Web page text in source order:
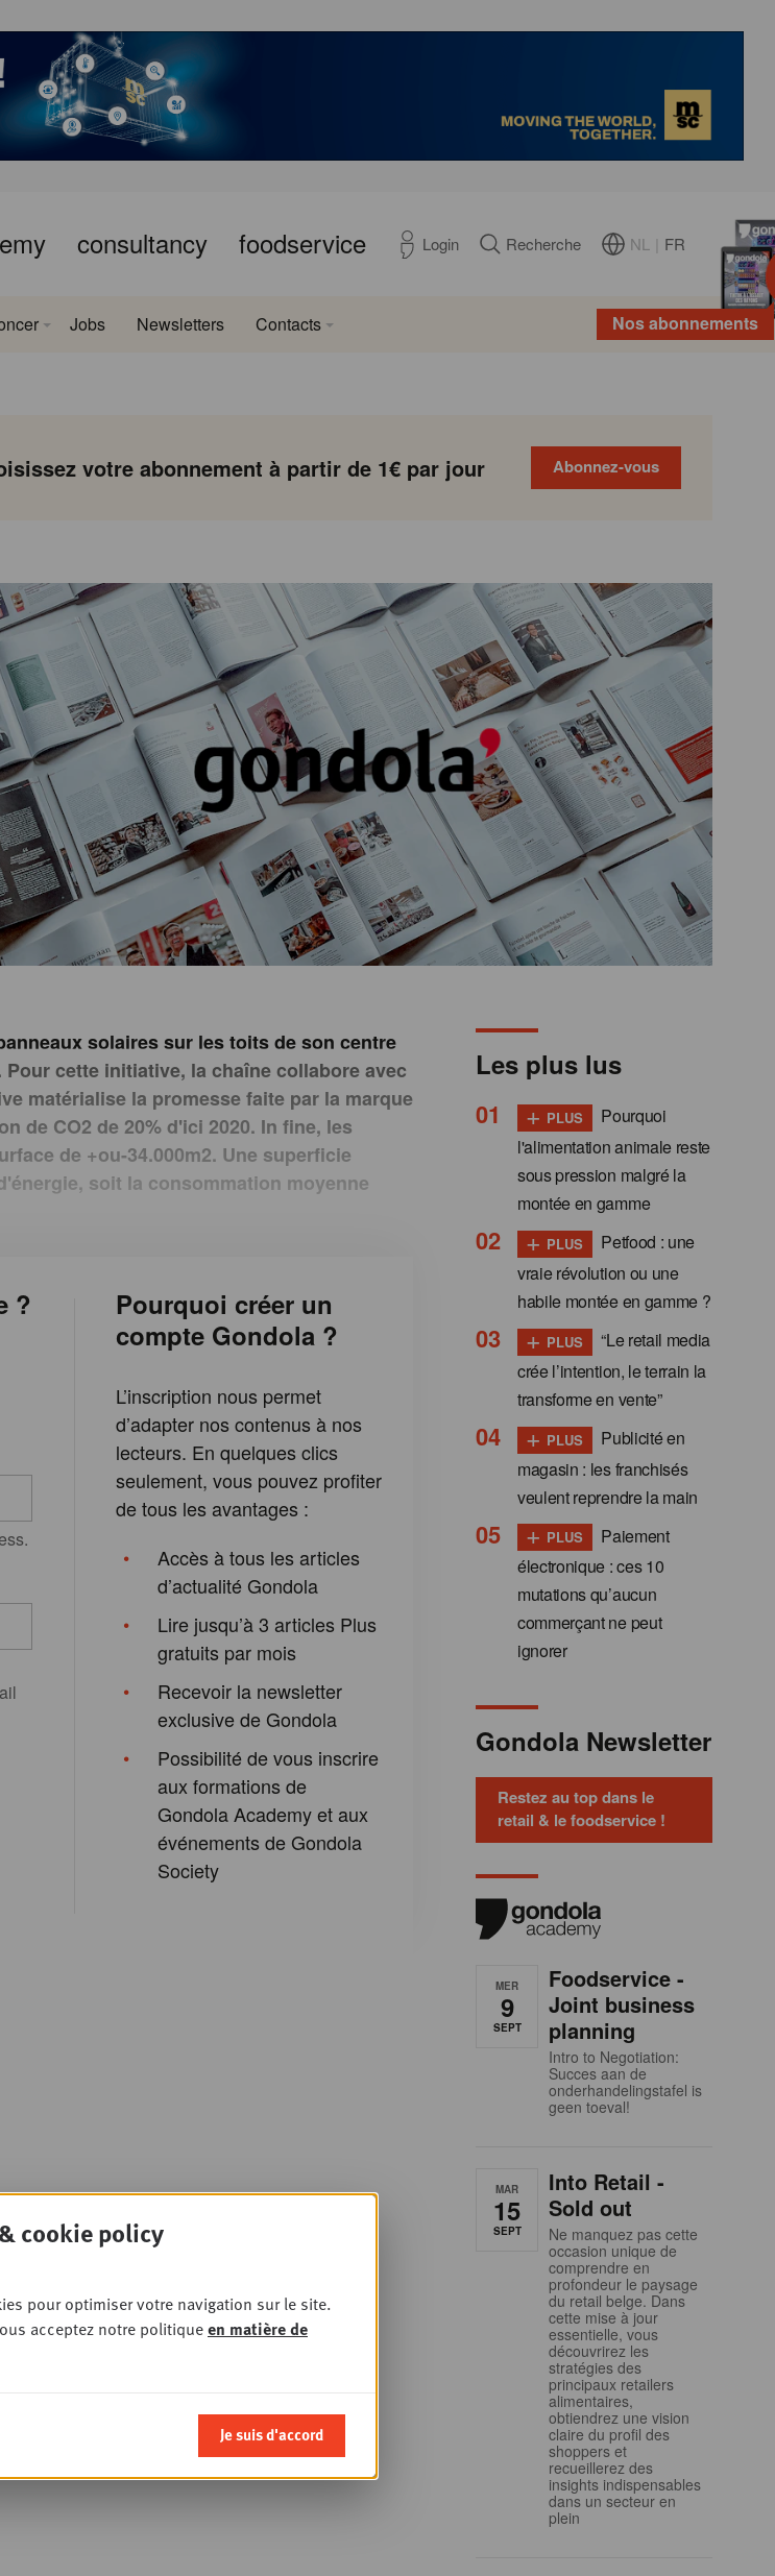
consultancy foodservice Login Recherche NL FR
Nos abonnements
Jobs Newsletters Contacts
votre abonnement à partir de 1€ par jour Abonnez-vous
solaires sur les toits de son centre
cette initiative, la chaîne collabore avec
matérialise la promesse faite par la marque
de CO2 de 20% d'ici 2020. In fine, les
de +ou-34.000m2. Une superficie
soit la consommation moyenne
?
Pourquoi créer un
compte Gondola ?
L’inscription nous permet
d’adapter nos contenus à nos
lecteurs. En quelques clics
seulement, vous pouvez profiter
de tous les avantages :
Accès à tous les articles
d’actualité Gondola
Lire jusqu’à 3 articles Plus
gratuits par mois
Recevoir la newsletter
exclusive de Gondola
Possibilité de vous inscrire
aux formations de
Gondola Academy et aux
événements de Gondola
Society
Les plus lus
+ PLUS
Pourquoi
l'alimentation animale reste
sous pression malgré la
montée en gamme
+ PLUS
Petfood : une
vraie révolution ou une
habile montée en gamme ?
+ PLUS
“Le retail media
crée l’intention, le terrain la
transforme en vente”
+ PLUS
Publicité en
magasin : les franchisés
veulent reprendre la main
+ PLUS
Paiement
électronique : ces 10
mutations qu’aucun
commerçant ne peut
ignorer
Gondola Newsletter
Restez au top dans le
retail & le foodservice !
MER
9
SEPT
Foodservice -
Joint business
planning
Intro to Negotiation:
Succes aan de
onderhandelingstafel is
geen toeval!
MAR
15
SEPT
Into Retail -
Sold out
Ne manquez pas cette
occasion unique de
comprendre en
profondeur le paysage
du retail belge. Dans
cette mise à jour
essentielle, vous
découvrirez les
stratégies des
principaux retailers
alimentaires,
obtiendrez une vision
claire du profil des
shoppers et
recueillerez des
insights indispensables
dans un secteur en
plein
cookie policy
pour optimiser votre navigation sur le site.
acceptez notre politiqueen matière de
Je suis d'accord